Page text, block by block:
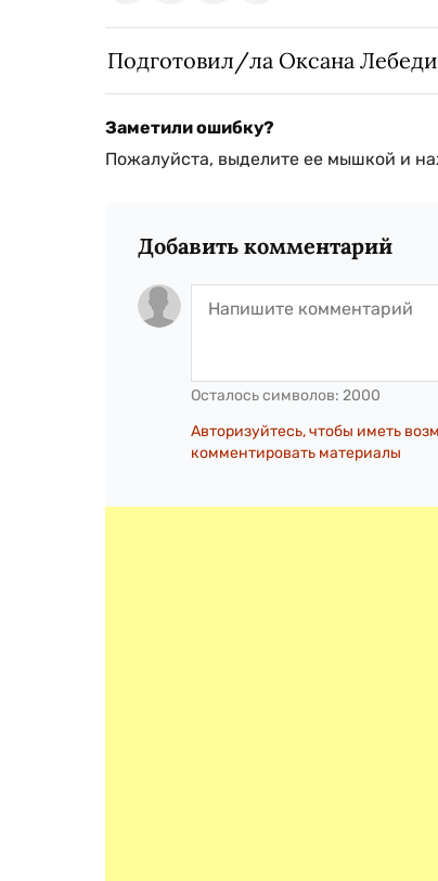
Подготовил/ла Оксана
Заметили ошибку?
Пожалуйста, выделите ее мышкой и
Добавить комментарий
Осталось символов: 2000
Авторизуйтесь, чтобы иметь
комментировать материалы